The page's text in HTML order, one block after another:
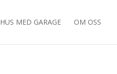
HUS MED GARAGE OM OSS